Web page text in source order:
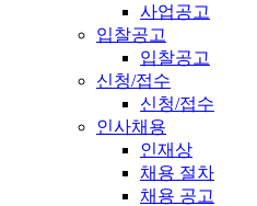
사업공고
입찰공고
입찰공고
신청/접수
신청/접수
인사채용
인재상
채용 절차
채용 공고